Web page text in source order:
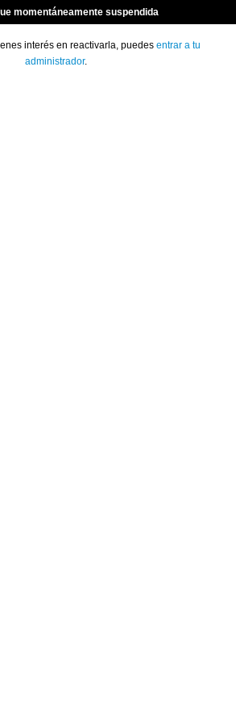
momentáneamente suspendida
interés en reactivarla, puedes entrar a tu
administrador.